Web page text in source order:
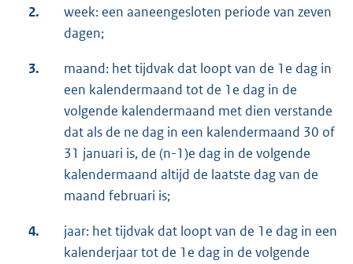
2.
week: een aaneengesloten periode van zeven
dagen;
3.
maand: het tijdvak dat loopt van de 1e dag in
een kalendermaand tot de 1e dag in de
volgende kalendermaand met dien verstande
dat als de ne dag in een kalendermaand 30 of
31 januari is, de (n-1)e dag in de volgende
kalendermaand altijd de laatste dag van de
maand februari is;
4.
jaar: het tijdvak dat loopt van de 1e dag in een
kalenderjaar tot de 1e dag in de volgende